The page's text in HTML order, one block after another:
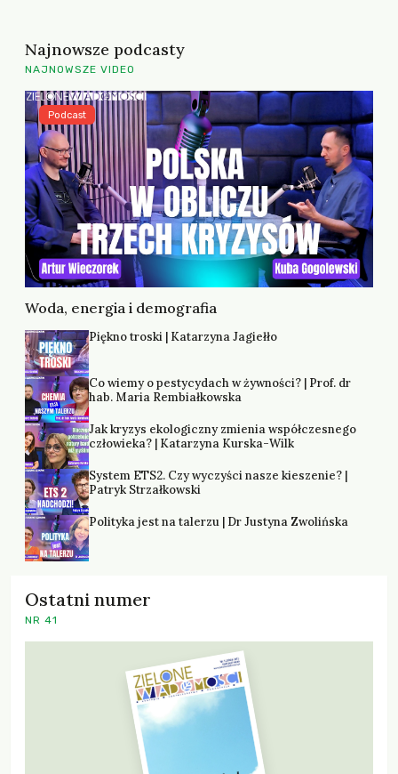
Najnowsze podcasty
NAJNOWSZE VIDEO
Woda, energia i demografia
Podcast
Piękno troski | Katarzyna Jagiełło
Co wiemy o pestycydach w żywności? | Prof. dr
hab. Maria Rembiałkowska
Jak kryzys ekologiczny zmienia współczesnego
człowieka? | Katarzyna Kurska-Wilk
System ETS2. Czy wyczyści nasze kieszenie? |
Patryk Strzałkowski
Polityka jest na talerzu | Dr Justyna Zwolińska
Ostatni numer
NR 41